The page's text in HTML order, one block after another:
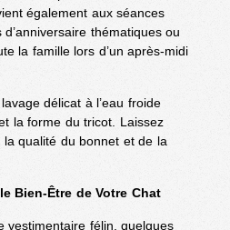
également aux séances
thématiques ou
la famille lors d’un après-midi
délicat à l’eau froide
la forme du tricot. Laissez
qualité du bonnet et de la
Bien-Être de Votre Chat
vestimentaire félin, quelques